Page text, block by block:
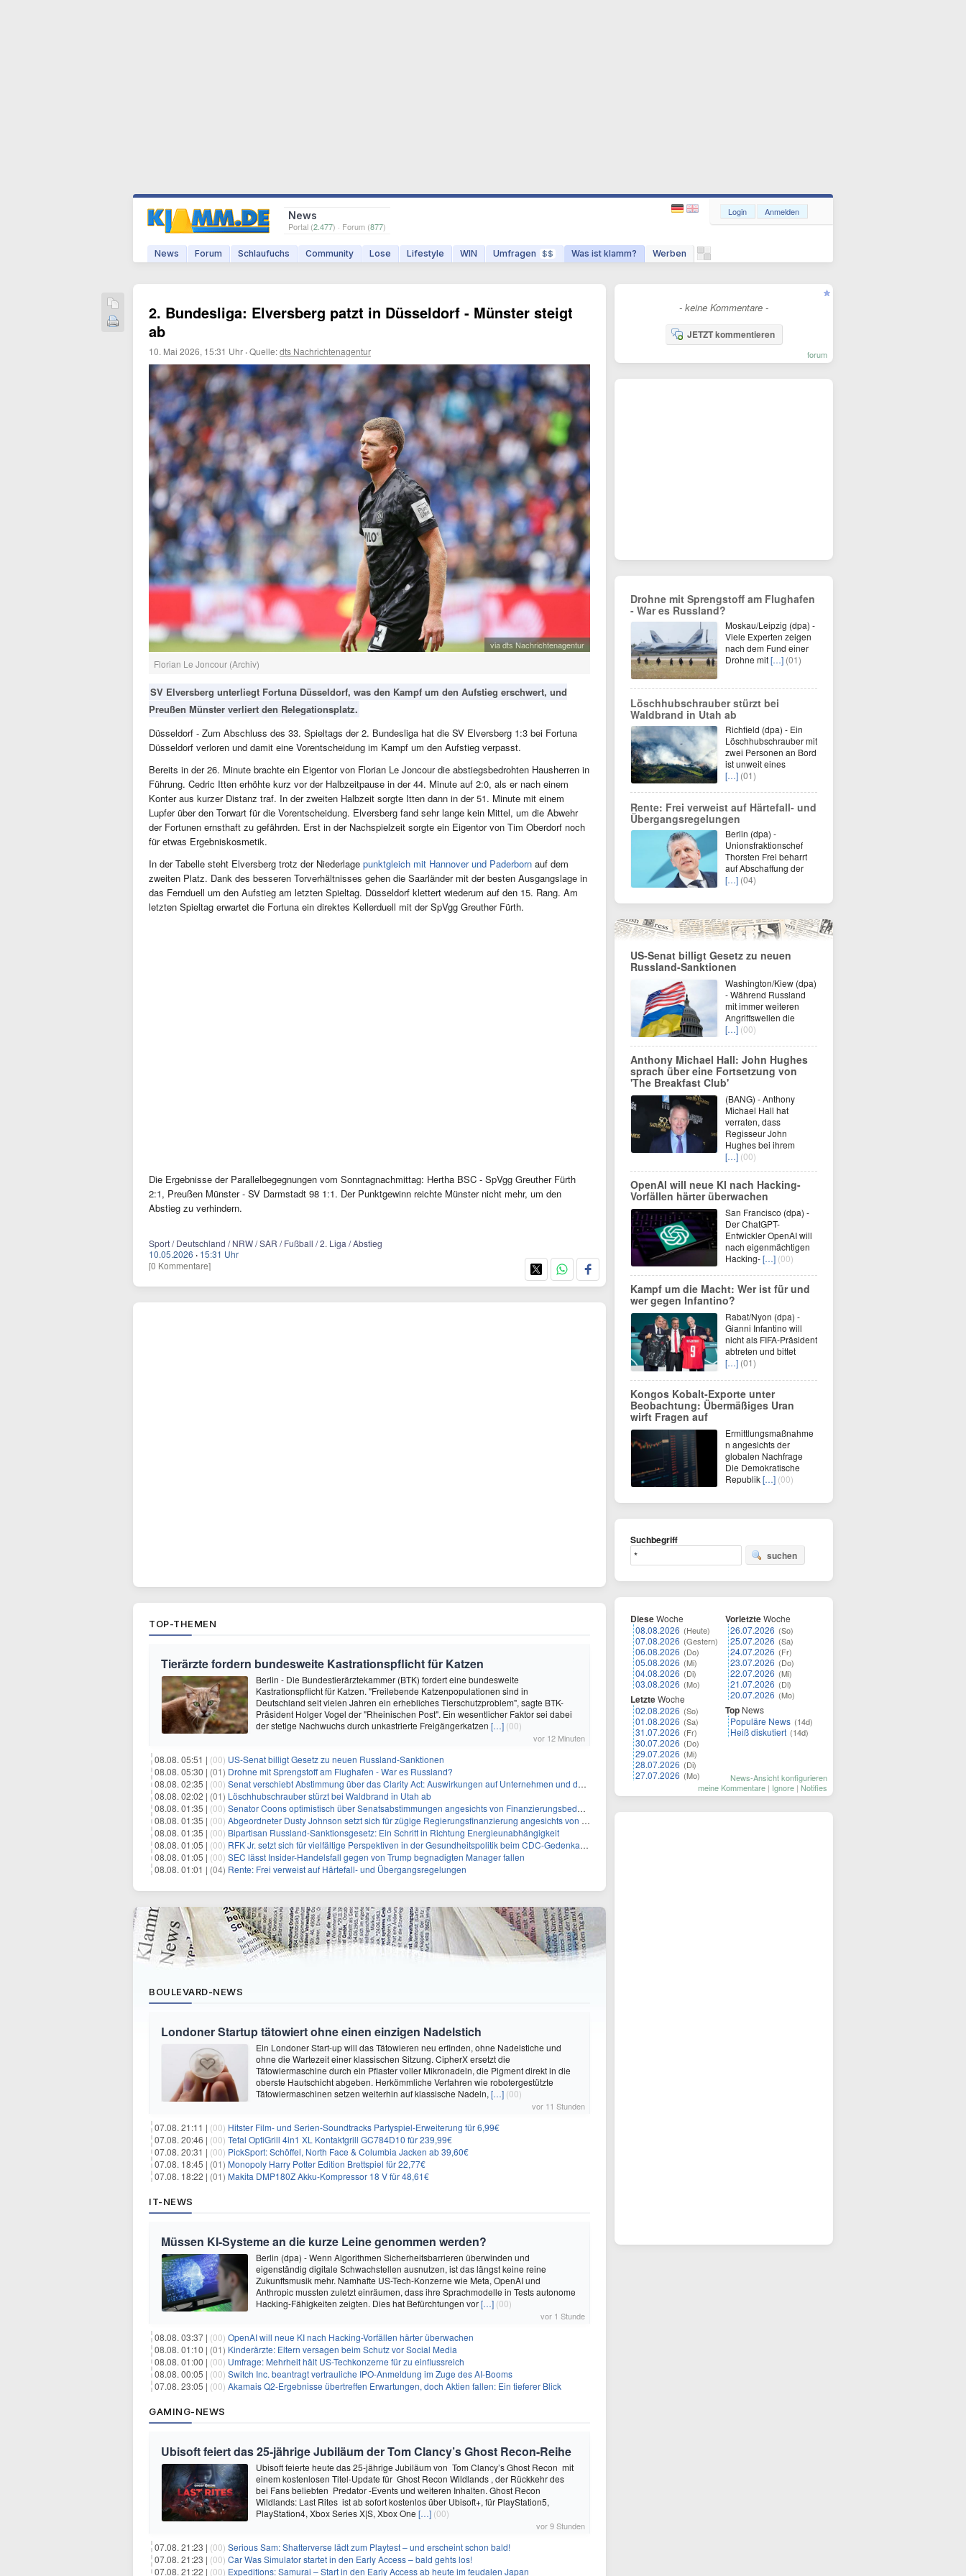
News
Portal (2.477) · Forum (877)
News Forum Schlaufuchs Community Lose Lifestyle WIN Umfragen $$ Was ist klamm? Werben
Login Anmelden
2. Bundesliga: Elversberg patzt in Düsseldorf - Münster steigt
ab
10. Mai 2026, 15:31 Uhr ·Quelle:dts Nachrichtenagentur
via dts Nachrichtenagentur
Florian Le Joncour (Archiv)
SV Elversberg unterliegt Fortuna Düsseldorf, was den Kampf um den Aufstieg erschwert, und
Preußen Münster verliert den Relegationsplatz.
Düsseldorf - Zum Abschluss des 33. Spieltags der 2. Bundesliga hat die SV Elversberg 1:3 bei Fortuna
Düsseldorf verloren und damit eine Vorentscheidung im Kampf um den Aufstieg verpasst.
Bereits in der 26. Minute brachte ein Eigentor von Florian Le Joncour die abstiegsbedrohten Hausherren in
Führung. Cedric Itten erhöhte kurz vor der Halbzeitpause in der 44. Minute auf 2:0, als er nach einem
Konter aus kurzer Distanz traf. In der zweiten Halbzeit sorgte Itten dann in der 51. Minute mit einem
Lupfer über den Torwart für die Vorentscheidung. Elversberg fand sehr lange kein Mittel, um die Abwehr
der Fortunen ernsthaft zu gefährden. Erst in der Nachspielzeit sorgte ein Eigentor von Tim Oberdorf noch
für etwas Ergebniskosmetik.
In der Tabelle steht Elversberg trotz der Niederlage punktgleich mit Hannover und Paderborn auf dem
zweiten Platz. Dank des besseren Torverhältnisses gehen die Saarländer mit der besten Ausgangslage in
das Fernduell um den Aufstieg am letzten Spieltag. Düsseldorf klettert wiederum auf den 15. Rang. Am
letzten Spieltag erwartet die Fortuna ein direktes Kellerduell mit der SpVgg Greuther Fürth.
Die Ergebnisse der Parallelbegegnungen vom Sonntagnachmittag: Hertha BSC - SpVgg Greuther Fürth
2:1, Preußen Münster - SV Darmstadt 98 1:1. Der Punktgewinn reichte Münster nicht mehr, um den
Abstieg zu verhindern.
Sport / Deutschland / NRW / SAR / Fußball / 2. Liga / Abstieg
10.05.2026 · 15:31 Uhr
[0 Kommentare]
TOP-THEMEN
Tierärzte fordern bundesweite Kastrationspflicht für Katzen
Berlin - Die Bundestierärztekammer (BTK) fordert eine bundesweite
Kastrationspflicht für Katzen. "Freilebende Katzenpopulationen sind in
Deutschland seit vielen Jahren ein erhebliches Tierschutzproblem", sagte BTK-
Präsident Holger Vogel der "Rheinischen Post". Ein wesentlicher Faktor sei dabei
der stetige Nachwuchs durch unkastrierte Freigängerkatzen […] (00)
vor 12 Minuten
08.08. 05:51 | (00) US-Senat billigt Gesetz zu neuen Russland-Sanktionen
08.08. 05:30 | (01) Drohne mit Sprengstoff am Flughafen - War es Russland?
08.08. 02:35 | (00) Senat verschiebt Abstimmung über das Clarity Act: Auswirkungen auf Unternehmen und das Vertrauen der Investoren
08.08. 02:02 | (01) Löschhubschrauber stürzt bei Waldbrand in Utah ab
08.08. 01:35 | (00) Senator Coons optimistisch über Senatsabstimmungen angesichts von Finanzierungsbedenken
08.08. 01:35 | (00) Abgeordneter Dusty Johnson setzt sich für zügige Regierungsfinanzierung angesichts von Shutdown-Risiken ein
08.08. 01:35 | (00) Bipartisan Russland-Sanktionsgesetz: Ein Schritt in Richtung Energieunabhängigkeit
08.08. 01:05 | (00) RFK Jr. setzt sich für vielfältige Perspektiven in der Gesundheitspolitik beim CDC-Gedenkakt ein
08.08. 01:05 | (00) SEC lässt Insider-Handelsfall gegen von Trump begnadigten Manager fallen
08.08. 01:01 | (04) Rente: Frei verweist auf Härtefall- und Übergangsregelungen
BOULEVARD-NEWS
Londoner Startup tätowiert ohne einen einzigen Nadelstich
Ein Londoner Start-up will das Tätowieren neu erfinden, ohne Nadelstiche und
ohne die Wartezeit einer klassischen Sitzung. CipherX ersetzt die
Tätowiermaschine durch ein Pflaster voller Mikronadeln, die Pigment direkt in die
oberste Hautschicht abgeben. Herkömmliche Verfahren wie robotergestützte
Tätowiermaschinen setzen weiterhin auf klassische Nadeln, […] (00)
vor 11 Stunden
07.08. 21:11 | (00) Hitster Film- und Serien-Soundtracks Partyspiel-Erweiterung für 6,99€
07.08. 20:46 | (00) Tefal OptiGrill 4in1 XL Kontaktgrill GC784D10 für 239,99€
07.08. 20:31 | (00) PickSport: Schöffel, North Face & Columbia Jacken ab 39,60€
07.08. 18:45 | (01) Monopoly Harry Potter Edition Brettspiel für 22,77€
07.08. 18:22 | (01) Makita DMP180Z Akku-Kompressor 18 V für 48,61€
IT-NEWS
Müssen KI-Systeme an die kurze Leine genommen werden?
Berlin (dpa) - Wenn Algorithmen Sicherheitsbarrieren überwinden und
eigenständig digitale Schwachstellen ausnutzen, ist das längst keine reine
Zukunftsmusik mehr. Namhafte US-Tech-Konzerne wie Meta, OpenAI und
Anthropic mussten zuletzt einräumen, dass ihre Sprachmodelle in Tests autonome
Hacking-Fähigkeiten zeigten. Dies hat Befürchtungen vor[…] (00)
vor 1 Stunde
08.08. 03:37 | (00) OpenAI will neue KI nach Hacking-Vorfällen härter überwachen
08.08. 01:10 | (01) Kinderärzte: Eltern versagen beim Schutz vor Social Media
08.08. 01:00 | (00) Umfrage: Mehrheit hält US-Techkonzerne für zu einflussreich
08.08. 00:05 | (00) Switch Inc. beantragt vertrauliche IPO-Anmeldung im Zuge des AI-Booms
07.08. 23:05 | (00) Akamais Q2-Ergebnisse übertreffen Erwartungen, doch Aktien fallen: Ein tieferer Blick
GAMING-NEWS
Ubisoft feiert das 25-jährige Jubiläum der Tom Clancy’s Ghost Recon-Reihe
Ubisoft feierte heute das 25-jährige Jubiläum von Tom Clancy’s Ghost Recon mit
einem kostenlosen Titel-Update für Ghost Recon Wildlands , der Rückkehr des
bei Fans beliebten Predator -Events und weiteren Inhalten. Ghost Recon
Wildlands: Last Rites ist ab sofort kostenlos über Ubisoft+, für PlayStation5,
PlayStation4, Xbox Series X|S, Xbox One […] (00)
vor 9 Stunden
07.08. 21:23 | (00) Serious Sam: Shatterverse lädt zum Playtest – und erscheint schon bald!
07.08. 21:23 | (00) Car Was Simulator startet in den Early Access – bald gehts los!
07.08. 21:22 | (00) Expeditions: Samurai – Start in den Early Access ab heute im feudalen Japan
- keine Kommentare -
JETZT kommentieren
forum
Drohne mit Sprengstoff am Flughafen
- War es Russland?
Moskau/Leipzig (dpa) -
Viele Experten zeigen
nach dem Fund einer
Drohne mit[…] (01)
Löschhubschrauber stürzt bei
Waldbrand in Utah ab
Richfield (dpa) - Ein
Löschhubschrauber mit
zwei Personen an Bord
ist unweit eines
[…] (01)
Rente: Frei verweist auf Härtefall- und
Übergangsregelungen
Berlin (dpa) -
Unionsfraktionschef
Thorsten Frei beharrt
auf Abschaffung der
[…] (04)
US-Senat billigt Gesetz zu neuen
Russland-Sanktionen
Washington/Kiew (dpa)
- Während Russland
mit immer weiteren
Angriffswellen die
[…] (00)
Anthony Michael Hall: John Hughes
sprach über eine Fortsetzung von
'The Breakfast Club'
(BANG) - Anthony
Michael Hall hat
verraten, dass
Regisseur John
Hughes bei ihrem
[…] (00)
OpenAI will neue KI nach Hacking-
Vorfällen härter überwachen
San Francisco (dpa) -
Der ChatGPT-
Entwickler OpenAI will
nach eigenmächtigen
Hacking-[…] (00)
Kampf um die Macht: Wer ist für und
wer gegen Infantino?
Rabat/Nyon (dpa) -
Gianni Infantino will
nicht als FIFA-Präsident
abtreten und bittet
[…] (01)
Kongos Kobalt-Exporte unter
Beobachtung: Übermäßiges Uran
wirft Fragen auf
Ermittlungsmaßnahme
n angesichts der
globalen Nachfrage
Die Demokratische
Republik[…] (00)
Suchbegriff
suchen
DieseWoche
08.08.2026 (Heute)
07.08.2026 (Gestern)
06.08.2026 (Do)
05.08.2026 (Mi)
04.08.2026 (Di)
03.08.2026 (Mo)
LetzteWoche
02.08.2026 (So)
01.08.2026 (Sa)
31.07.2026 (Fr)
30.07.2026 (Do)
29.07.2026 (Mi)
28.07.2026 (Di)
27.07.2026 (Mo)
VorletzteWoche
26.07.2026 (So)
25.07.2026 (Sa)
24.07.2026 (Fr)
23.07.2026 (Do)
22.07.2026 (Mi)
21.07.2026 (Di)
20.07.2026 (Mo)
Top News
Populäre News (14d)
Heiß diskutiert (14d)
News-Ansicht konfigurieren
meine Kommentare | Ignore | Notifies